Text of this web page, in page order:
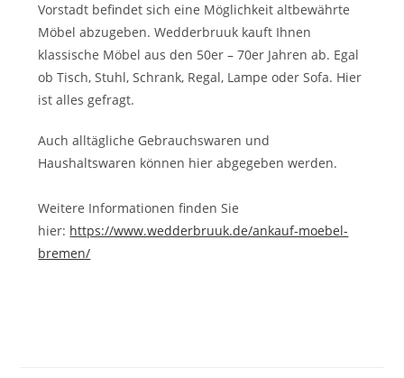
Vorstadt befindet sich eine Möglichkeit altbewährte
Möbel abzugeben. Wedderbruuk kauft Ihnen
klassische Möbel aus den 50er – 70er Jahren ab. Egal
ob Tisch, Stuhl, Schrank, Regal, Lampe oder Sofa. Hier
ist alles gefragt.
Auch alltägliche Gebrauchswaren und
Haushaltswaren können hier abgegeben werden.
Weitere Informationen finden Sie
hier: https://www.wedderbruuk.de/ankauf-moebel-
bremen/